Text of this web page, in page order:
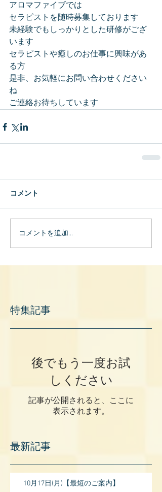
アロマファイブでは
セラピストを随時募集しております
未経験でもしっかりとした研修がござ
います
セラピストや癒しのお仕事に興味があ
る方
是非、お気軽にお問い合わせください
ね
ご連絡お待ちしています
コメント
コメントを追加…
特集記事
後でもう一度お試
しください
記事が公開されると、ここに
表示されます。
最新記事
10月17日(月)【最短のご案内】